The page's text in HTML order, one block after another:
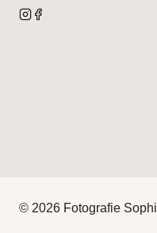
© 2026 Fotografie